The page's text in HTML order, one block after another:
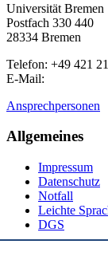
Universität Bremen
Postfach 330 440
28334 Bremen
Telefon: +49 421
E-Mail:
Ansprechpersonen
Allgemeines
Impressum
Datenschutz
Notfall
Leichte
DGS